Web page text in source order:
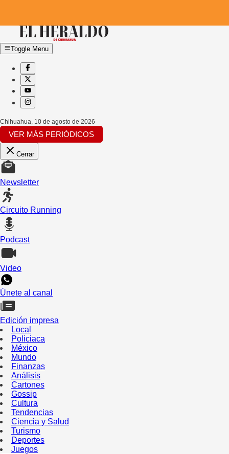
Toggle Menu
Chihuahua 10 de agosto de 2026
VER MÁS PERIÓDICOS
Cerrar
Newsletter
Circuito Running
Podcast
Video
Únete al canal
Edición impresa
Local
Policiaca
México
Mundo
Finanzas
Análisis
Cartones
Gossip
Cultura
Tendencias
Ciencia y Salud
Turismo
Deportes
Juegos